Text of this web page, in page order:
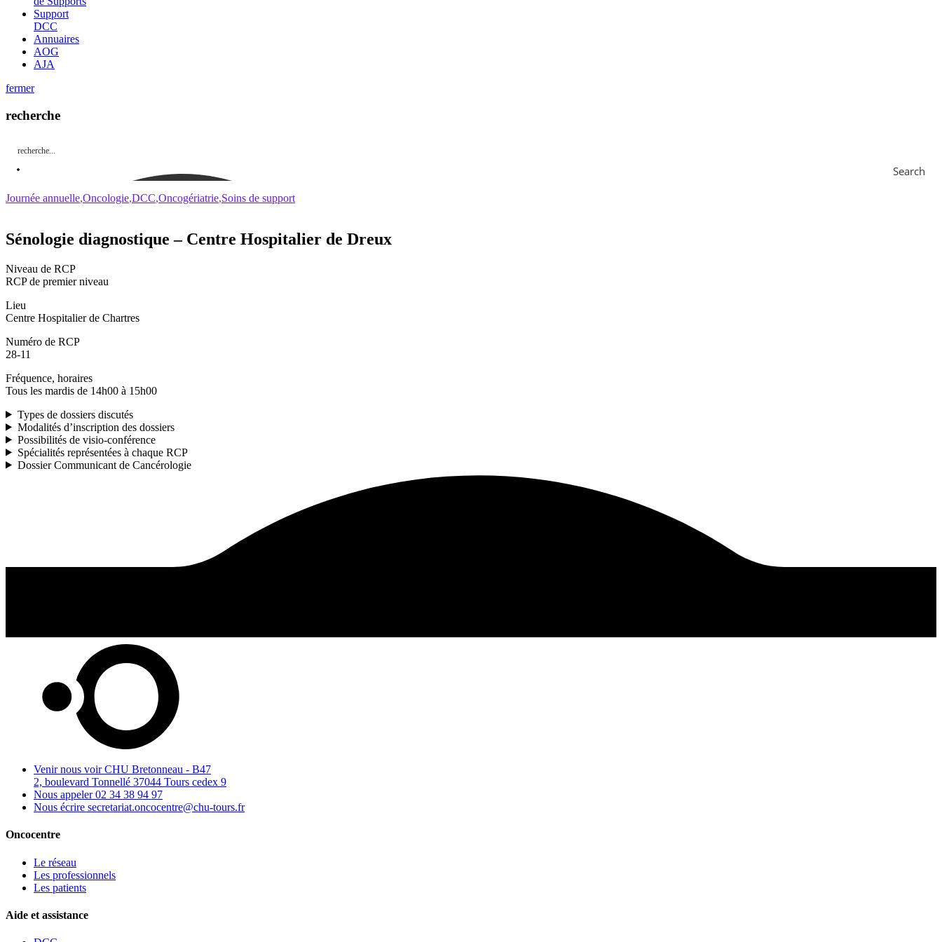
Support
DCC
Annuaires
AOG
AJA
fermer
recherche
Search
Journée annuelle Oncologie DCC Oncogériatrie Soins de support
Sénologie diagnostique – Centre Hospitalier de Dreux
Niveau de RCP
RCP de premier niveau
Lieu
Centre Hospitalier de Chartres
Numéro de RCP
28-11
Fréquence, horaires
Tous les mardis de 14h00 à 15h00
Types de dossiers discutés
Modalités d’inscription des dossiers
Possibilités de visio-conférence
Spécialités représentées à chaque RCP
Dossier Communicant de Cancérologie
Venir nous voir CHU Bretonneau - B47
2, boulevard Tonnellé 37044 Tours cedex 9
Nous appeler 02 34 38 94 97
Nous écrire secretariat.oncocentre@chu-tours.fr
Oncocentre
Le réseau
Les professionnels
Les patients
Aide et assistance